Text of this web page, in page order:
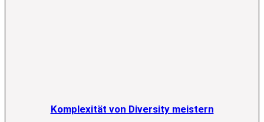
Komplexität von Diversity meistern